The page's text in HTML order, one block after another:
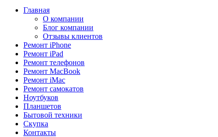
Главная
О компании
Блог компании
Отзывы клиентов
Ремонт iPhone
Ремонт iPad
Ремонт телефонов
Ремонт MacBook
Ремонт iMac
Ремонт самокатов
Ноутбуков
Планшетов
Бытовой техники
Скупка
Контакты